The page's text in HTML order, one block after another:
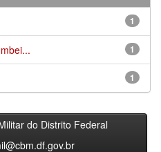
1
1
1
do Distrito Federal